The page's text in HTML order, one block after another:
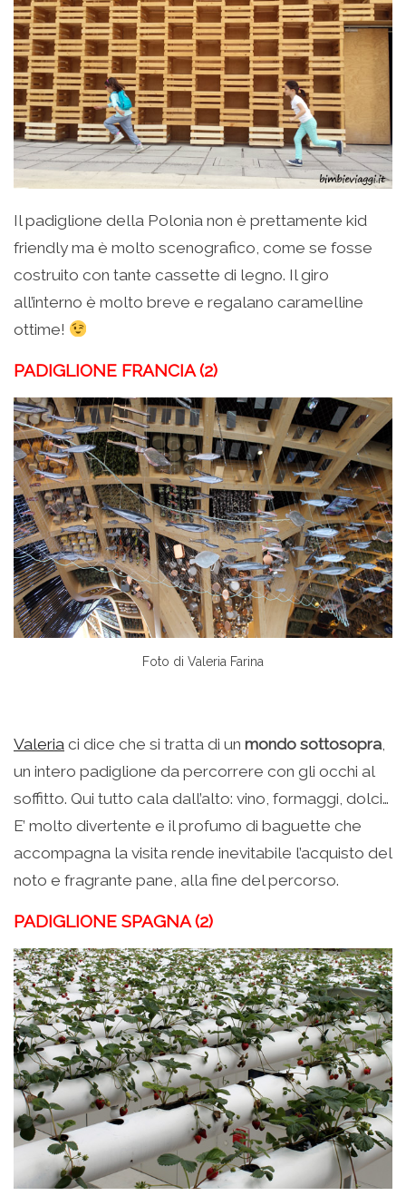
Il padiglione della Polonia non è prettamente kid
friendly ma è molto scenografico, come se fosse
costruito con tante cassette di legno. Il giro
all’interno è molto breve e regalano caramelline
ottime!
PADIGLIONE FRANCIA (2)
Foto di Valeria Farina
Valeria ci dice che si tratta di un mondo sottosopra,
un intero padiglione da percorrere con gli occhi al
soffitto. Qui tutto cala dall’alto: vino, formaggi, dolci…
E’ molto divertente e il profumo di baguette che
accompagna la visita rende inevitabile l’acquisto del
noto e fragrante pane, alla fine del percorso.
PADIGLIONE SPAGNA (2)